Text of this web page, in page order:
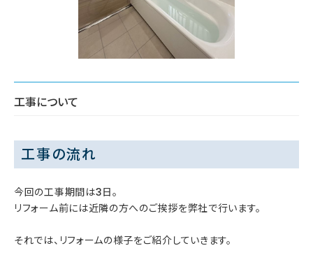
工事について
工事の流れ
今回の工事期間は3日。
リフォーム前には近隣の方へのご挨拶を弊社で行います。
それでは、リフォームの様子をご紹介していきます。